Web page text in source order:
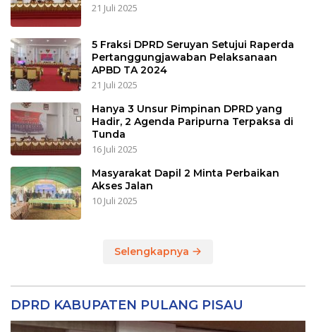
21 Juli 2025
5 Fraksi DPRD Seruyan Setujui Raperda
Pertanggungjawaban Pelaksanaan
APBD TA 2024
21 Juli 2025
Hanya 3 Unsur Pimpinan DPRD yang
Hadir, 2 Agenda Paripurna Terpaksa di
Tunda
16 Juli 2025
Masyarakat Dapil 2 Minta Perbaikan
Akses Jalan
10 Juli 2025
Selengkapnya
DPRD KABUPATEN PULANG PISAU